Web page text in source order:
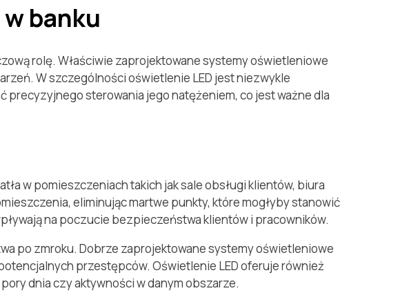
banku
rolę. Właściwie zaprojektowane systemy oświetleniowe
W szczególności oświetlenie LED jest niezwykle
precyzyjnego sterowania jego natężeniem, co jest ważne dla
w pomieszczeniach takich jak sale obsługi klientów, biura
eliminując martwe punkty, które mogłyby stanowić
na poczucie bezpieczeństwa klientów i pracowników.
po zmroku. Dobrze zaprojektowane systemy oświetleniowe
przestępców. Oświetlenie LED oferuje również
dnia czy aktywności w danym obszarze.